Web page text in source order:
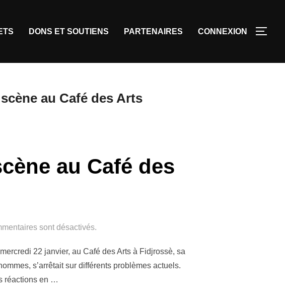
DONS ET SOUTIENS PARTENAIRES CONNEXION
au Café des Arts
au Café des
sont désactivés.
22 janvier, au Café des Arts à Fidjrossè, sa
s’arrêtait sur différents problèmes actuels.
réactions en …